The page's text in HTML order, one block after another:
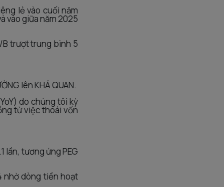
lẻ vào cuối năm
vào giữa năm 2025
B trượt trung bình 5
lên KHẢ QUAN.
do chúng tôi kỳ
từ việc thoái vốn
lần, tương ứng PEG
nhờ dòng tiền hoạt